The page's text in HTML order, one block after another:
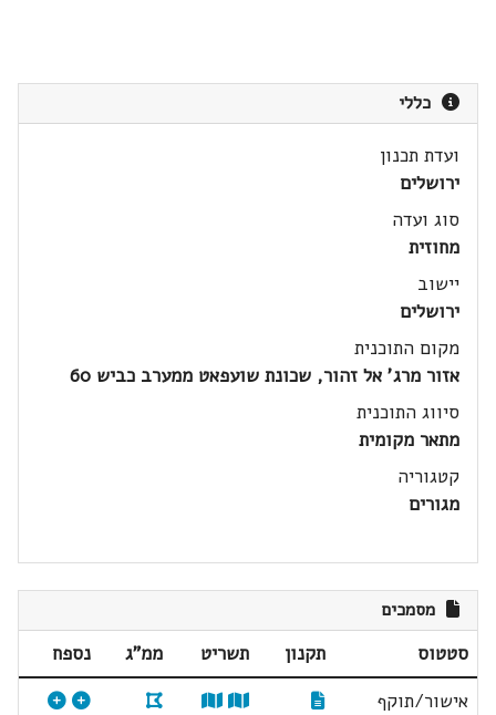
כללי
ועדת תכנון
ירושלים
סוג ועדה
מחוזית
יישוב
ירושלים
מקום התוכנית
אזור מרג' אל זהור, שכונת שועפאט ממערב כביש 60
סיווג התוכנית
מתאר מקומית
קטגוריה
מגורים
מסמכים
סטטוס תקנון תשריט ממ"ג
נספח
אישור/תוקף